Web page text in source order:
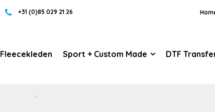
+31 (0)85 029 21 26
Fleecekleden Sport + Custom Made DTF